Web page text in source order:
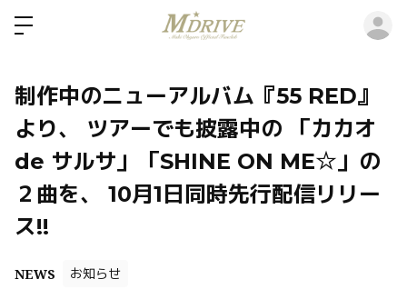
制作中のニューアルバム『55 RED』
より、 ツアーでも披露中の 「カカオ
de サルサ」「SHINE ON ME☆」の
２曲を、 10月1日同時先行配信リリー
ス!!
NEWS
お知らせ